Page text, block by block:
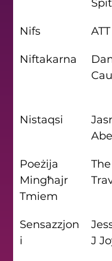
Nifs ATT
Niftakarna
Nistaqsi
Poeżija
Mingħajr
Tmiem
The
Sensazzjon
i
J